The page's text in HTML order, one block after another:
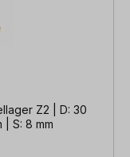
Z2 | D: 30
| S: 8 mm